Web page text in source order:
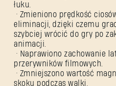
łuku.
• Zmieniono prędkość
eliminacji, dzięki czemu
szybciej wrócić do gry po
animacji.
• Naprawiono zachowanie
przerywników filmowych.
• Zmniejszono wartość
skoku podczas walki.